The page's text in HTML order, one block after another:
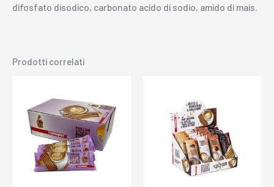
difosfato disodico, carbonato acido di sodio, amido di mais.
Prodotti correlati